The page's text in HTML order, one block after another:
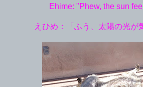
Ehime: "Phew, the sun
えひめ：「ふう、太陽の光が